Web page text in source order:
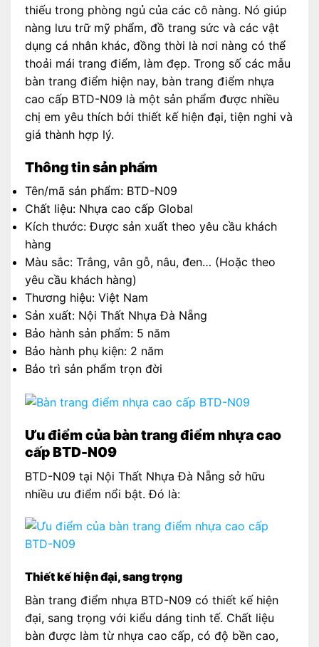
thiếu trong phòng ngủ của các cô nàng. Nó giúp
nàng lưu trữ mỹ phẩm, đồ trang sức và các vật
dụng cá nhân khác, đồng thời là nơi nàng có thể
thoải mái trang điểm, làm đẹp. Trong số các mẫu
bàn trang điểm hiện nay, bàn trang điểm nhựa
cao cấp BTD-N09 là một sản phẩm được nhiều
chị em yêu thích bởi thiết kế hiện đại, tiện nghi và
giá thành hợp lý.
Thông tin sản phẩm
Tên/mã sản phẩm: BTD-N09
Chất liệu: Nhựa cao cấp Global
Kích thước: Được sản xuất theo yêu cầu khách
hàng
Màu sắc: Trắng, vân gỗ, nâu, đen… (Hoặc theo
yêu cầu khách hàng)
Thương hiệu: Việt Nam
Sản xuất: Nội Thất Nhựa Đà Nẵng
Bảo hành sản phẩm: 5 năm
Bảo hành phụ kiện: 2 năm
Bảo trì sản phẩm trọn đời
Ưu điểm của bàn trang điểm nhựa cao
cấp BTD-N09
BTD-N09 tại Nội Thất Nhựa Đà Nẵng sở hữu
nhiều ưu điểm nổi bật. Đó là:
Thiết kế hiện đại, sang trọng
Bàn trang điểm nhựa BTD-N09 có thiết kế hiện
đại, sang trọng với kiểu dáng tinh tế. Chất liệu
bàn được làm từ nhựa cao cấp, có độ bền cao,